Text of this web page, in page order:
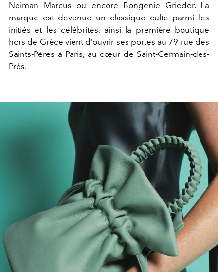
Neiman Marcus ou encore Bongenie Grieder. La
marque est devenue un classique culte parmi les
initiés et les célébrités, ainsi la première boutique
hors de Grèce vient d'ouvrir ses portes au 79 rue des
Saints-Pères à Paris, au cœur de Saint-Germain-des-
Prés.